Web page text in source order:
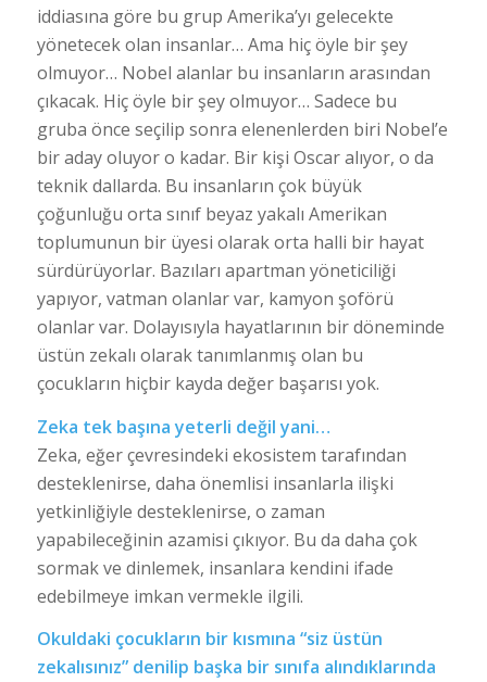
iddiasına göre bu grup Amerika’yı gelecekte
yönetecek olan insanlar… Ama hiç öyle bir şey
olmuyor… Nobel alanlar bu insanların arasından
çıkacak. Hiç öyle bir şey olmuyor… Sadece bu
gruba önce seçilip sonra elenenlerden biri Nobel’e
bir aday oluyor o kadar. Bir kişi Oscar alıyor, o da
teknik dallarda. Bu insanların çok büyük
çoğunluğu orta sınıf beyaz yakalı Amerikan
toplumunun bir üyesi olarak orta halli bir hayat
sürdürüyorlar. Bazıları apartman yöneticiliği
yapıyor, vatman olanlar var, kamyon şoförü
olanlar var. Dolayısıyla hayatlarının bir döneminde
üstün zekalı olarak tanımlanmış olan bu
çocukların hiçbir kayda değer başarısı yok.
Zeka tek başına yeterli değil yani…
Zeka, eğer çevresindeki ekosistem tarafından
desteklenirse, daha önemlisi insanlarla ilişki
yetkinliğiyle desteklenirse, o zaman
yapabileceğinin azamisi çıkıyor. Bu da daha çok
sormak ve dinlemek, insanlara kendini ifade
edebilmeye imkan vermekle ilgili.
Okuldaki çocukların bir kısmına “siz üstün
zekalısınız” denilip başka bir sınıfa alındıklarında